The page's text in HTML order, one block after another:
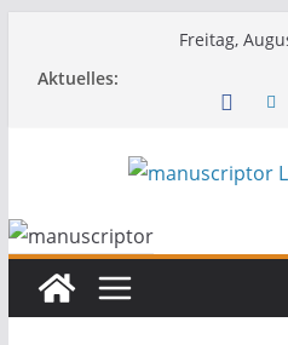
Freitag,
Aktuelles: